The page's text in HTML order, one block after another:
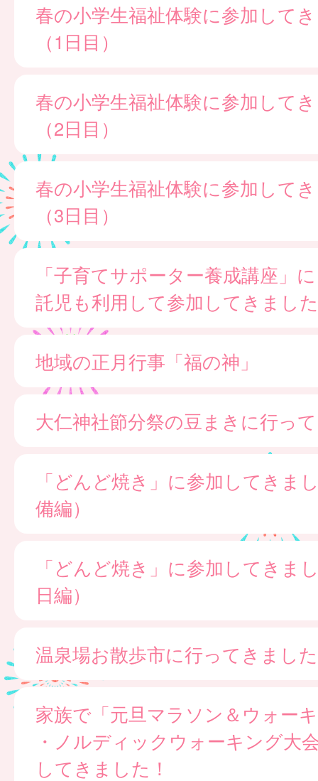
春の小学生福祉体験に参加して
（1日目）
春の小学生福祉体験に参加して
（2日目）
春の小学生福祉体験に参加して
（3日目）
「子育てサポーター養成講座」に
託児も利用して参加してきまし
地域の正月行事「福の神」
大仁神社節分祭の豆まきに行っ
「どんど焼き」に参加してきま
備編）
「どんど焼き」に参加してきま
日編）
温泉場お散歩市に行ってきました
家族で「元旦マラソン＆ウォー
・ノルディックウォーキング大
してきました！